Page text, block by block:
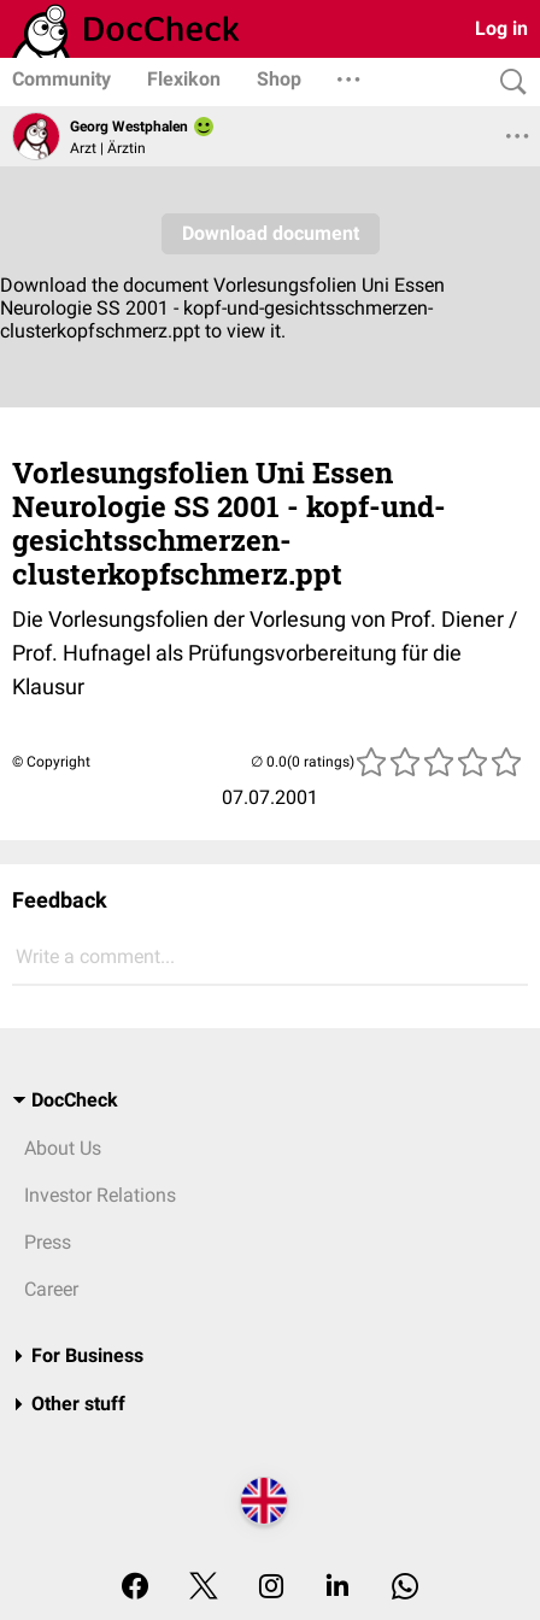
Log in
Community Flexikon Shop
Georg Westphalen
Arzt | Ärztin
Vorlesungsfolien Uni Essen
Neurologie SS 2001 - kopf-und-
gesichtsschmerzen-
clusterkopfschmerz.ppt
Die Vorlesungsfolien der Vorlesung von Prof. Diener /
Prof. Hufnagel als Prüfungsvorbereitung für die
Klausur
© Copyright
07.07.2001
(0 ratings)
Feedback
Write a comment...
DocCheck
About Us
Investor Relations
Press
Career
For Business
Other stuff